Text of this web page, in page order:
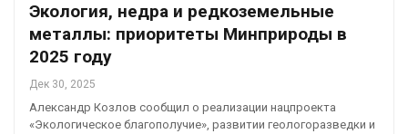
Экология, недра и редкоземельные
металлы: приоритеты Минприроды в
2025 году
Дек 30, 2025
Александр Козлов сообщил о реализации нацпроекта
«Экологическое благополучие», развитии геологоразведки и